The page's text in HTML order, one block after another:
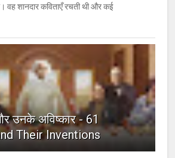
वह शानदार कविताएँ रचती थी और कई
उनके अविष्कार - 61
Their Inventions